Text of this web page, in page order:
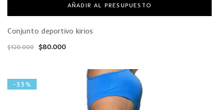
AÑADIR AL PRESUPUESTO
Conjunto deportivo kirios
$120.000 $80.000
-33%